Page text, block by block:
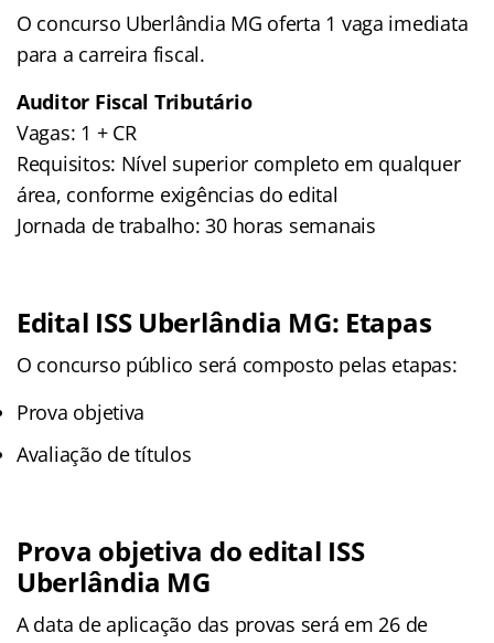
O concurso Uberlândia MG oferta 1 vaga imediata
para a carreira fiscal.
Auditor Fiscal Tributário
Vagas: 1 + CR
Requisitos: Nível superior completo em qualquer
área, conforme exigências do edital
Jornada de trabalho: 30 horas semanais
Edital ISS Uberlândia MG: Etapas
O concurso público será composto pelas etapas:
Prova objetiva
Avaliação de títulos
Prova objetiva do edital ISS
Uberlândia MG
A data de aplicação das provas será em 26 de